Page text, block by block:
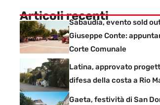
Articoli recentiSabaudia, evento sold
Giuseppe Conte:
Corte Comunale
Latina, approvato
difesa della costa a Rio
Gaeta, festività di San